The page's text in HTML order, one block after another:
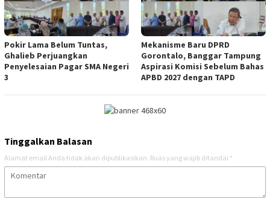
Pokir Lama Belum Tuntas,
Ghalieb Perjuangkan
Penyelesaian Pagar SMA Negeri
3
Mekanisme Baru DPRD
Gorontalo, Banggar Tampung
Aspirasi Komisi Sebelum Bahas
APBD 2027 dengan TAPD
Tinggalkan Balasan
Alamat email Anda tidak akan dipublikasikan. Ruas yang wajib ditandai *